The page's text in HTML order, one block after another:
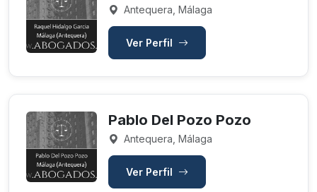
Antequera, Málaga
Ver Perfil
Pablo Del Pozo Pozo
Antequera, Málaga
Ver Perfil